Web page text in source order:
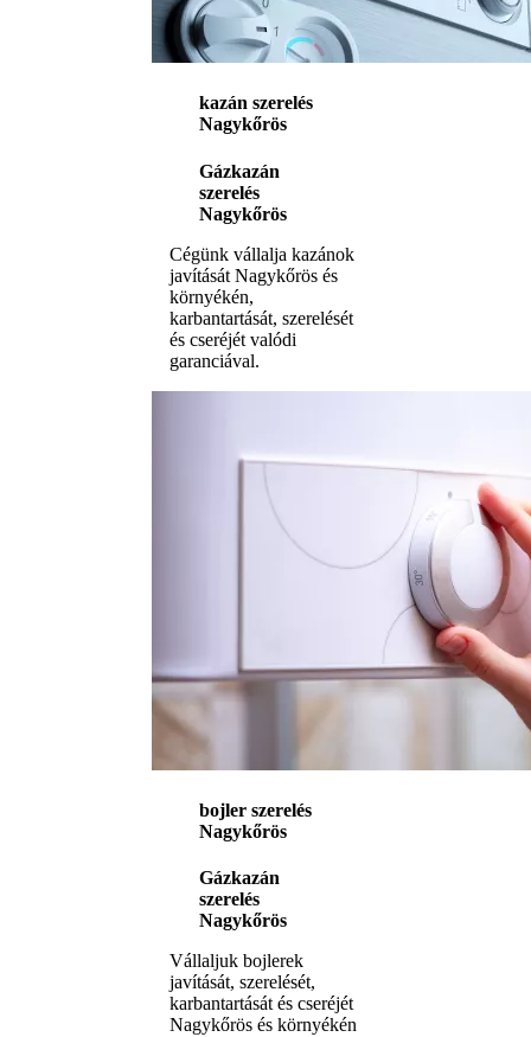
kazán szerelés
Nagykőrös
Gázkazán
szerelés
Nagykőrös
Cégünk vállalja kazánok
javítását Nagykőrös és
környékén,
karbantartását, szerelését
és cseréjét valódi
garanciával.
bojler szerelés
Nagykőrös
Gázkazán
szerelés
Nagykőrös
Vállaljuk bojlerek
javítását, szerelését,
karbantartását és cseréjét
Nagykőrös és környékén